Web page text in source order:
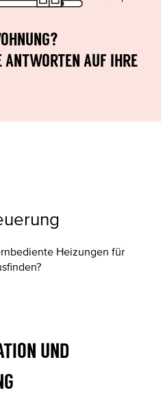
Antworten auf Ihre
Heizungen für
und